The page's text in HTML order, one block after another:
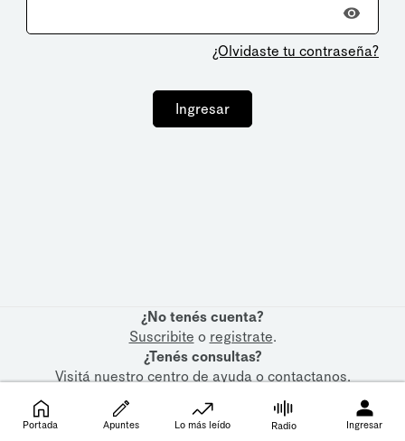
¿Olvidaste tu contraseña?
Ingresar
¿No tenés cuenta?
Suscribite o registrate.
¿Tenés consultas?
Visitá nuestrocentro de ayudaocontactanos.
Portada Apuntes Lo más leído Radio Ingresar